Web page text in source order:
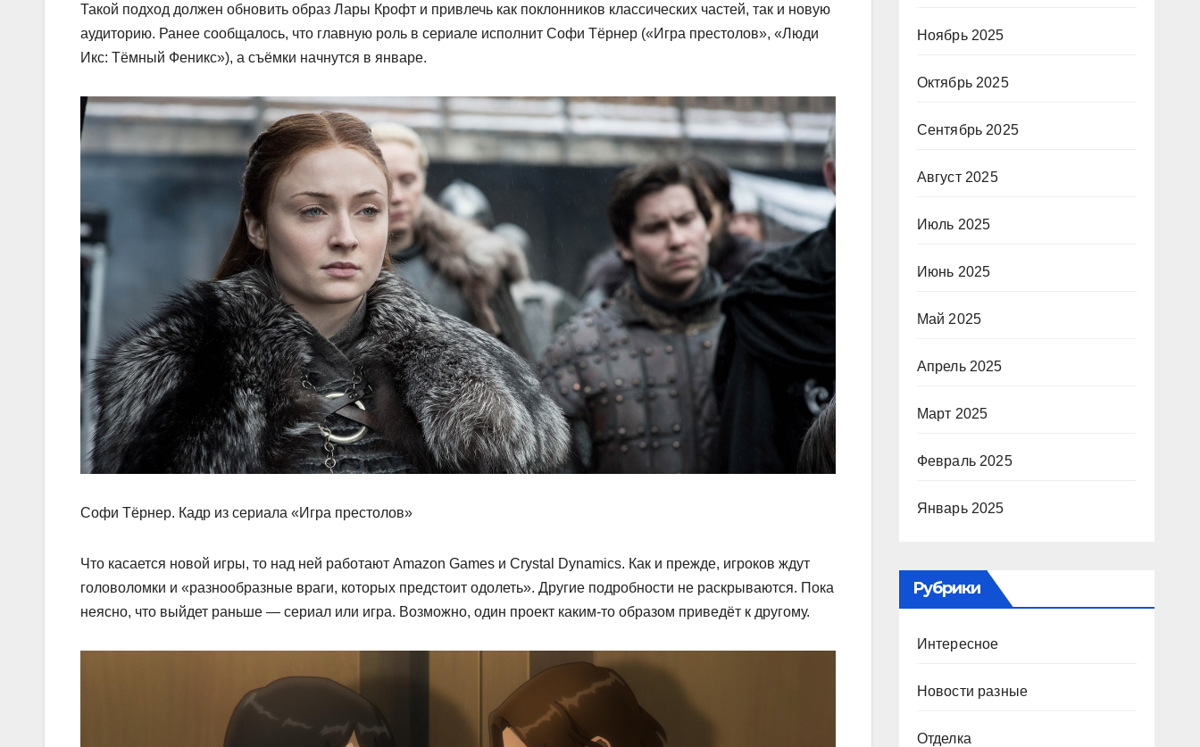
Такой подход должен обновить образ Лары Крофт и привлечь как поклонников классических частей, так и новую
аудиторию. Ранее сообщалось, что главную роль в сериале исполнит Софи Тёрнер («Игра престолов», «Люди
Икс: Тёмный Феникс»), а съёмки начнутся в январе.
Софи Тёрнер. Кадр из сериала «Игра престолов»
Что касается новой игры, то над ней работают Amazon Games и Crystal Dynamics. Как и прежде, игроков ждут
головоломки и «разнообразные враги, которых предстоит одолеть». Другие подробности не раскрываются. Пока
неясно, что выйдет раньше — сериал или игра. Возможно, один проект каким-то образом приведёт к другому.
Ноябрь 2025
Октябрь 2025
Сентябрь 2025
Август 2025
Июль 2025
Июнь 2025
Май 2025
Апрель 2025
Март 2025
Февраль 2025
Январь 2025
Рубрики
Интересное
Новости разные
Отделка